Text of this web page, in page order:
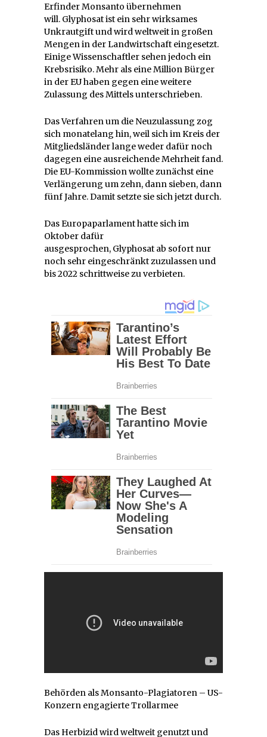
Erfinder Monsanto übernehmen
will. Glyphosat ist ein sehr wirksames
Unkrautgift und wird weltweit in großen
Mengen in der Landwirtschaft eingesetzt.
Einige Wissenschaftler sehen jedoch ein
Krebsrisiko. Mehr als eine Million Bürger
in der EU haben gegen eine weitere
Zulassung des Mittels unterschrieben.
Das Verfahren um die Neuzulassung zog
sich monatelang hin, weil sich im Kreis der
Mitgliedsländer lange weder dafür noch
dagegen eine ausreichende Mehrheit fand.
Die EU-Kommission wollte zunächst eine
Verlängerung um zehn, dann sieben, dann
fünf Jahre. Damit setzte sie sich jetzt durch.
Das Europaparlament hatte sich im
Oktober dafür
ausgesprochen, Glyphosat ab sofort nur
noch sehr eingeschränkt zuzulassen und
bis 2022 schrittweise zu verbieten.
Behörden als Monsanto-Plagiatoren – US-
Konzern engagierte Trollarmee
Das Herbizid wird weltweit genutzt und